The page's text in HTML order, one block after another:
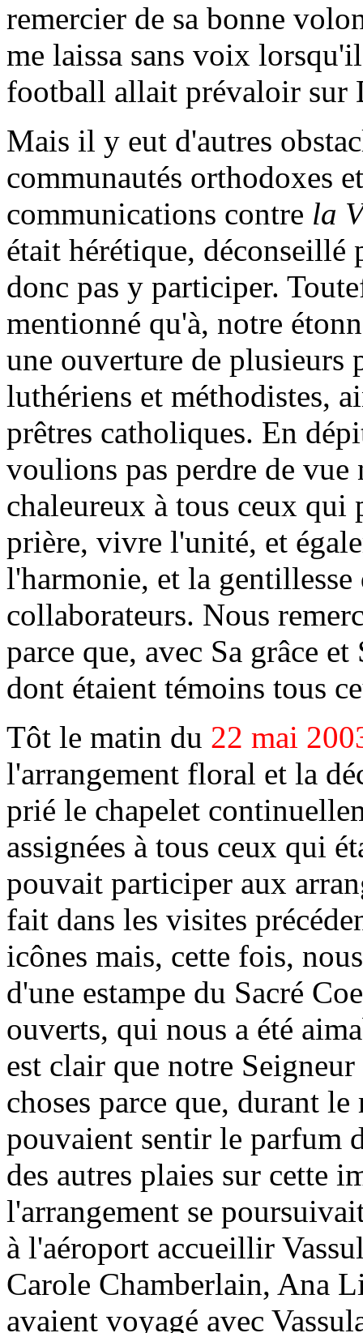
remercier de sa bonne
me laissa sans voix
football allait prévaloir sur
Mais il y eut d'autres
communautés orthodoxes
communications contre la
était hérétique,
donc pas y participer.
mentionné qu'à, notre
une ouverture de plusieurs
luthériens et méthodistes,
prêtres catholiques. En
voulions pas perdre de
chaleureux à tous ceux qui
prière, vivre l'unité, et
l'harmonie, et la gentillesse
collaborateurs. Nous
parce que, avec Sa grâce
dont étaient témoins tous
Tôt le matin du 22 mai
l'arrangement floral et la
prié le chapelet
assignées à tous ceux qui
pouvait participer aux
fait dans les visites
icônes mais, cette fois,
d'une estampe du Sacré
ouverts, qui nous a été
est clair que notre
choses parce que, durant
pouvaient sentir le parfum
des autres plaies sur cette
l'arrangement se
à l'aéroport accueillir
Carole Chamberlain, Ana
avaient voyagé avec